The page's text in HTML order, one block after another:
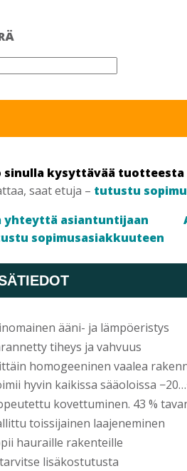
sinulla kysyttävää tuotteesta
saat etuja – tutustu
yhteyttä asiantuntijaan
sopimusasiakkuuteen
ääni- ja lämpöeristys
tiheys ja vahvuus
homogeeninen vaalea
hyvin kaikissa sääoloissa
kovettuminen. 43 %
toissijainen laajeneminen
hauraille rakenteille
lisäkostutusta